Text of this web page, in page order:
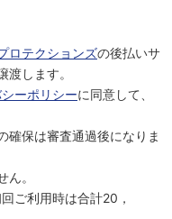
ロテクションズの後払いサ
します。
ーポリシーに同意して、
保は審査通過後になりま
。
ご利用時は合計20，